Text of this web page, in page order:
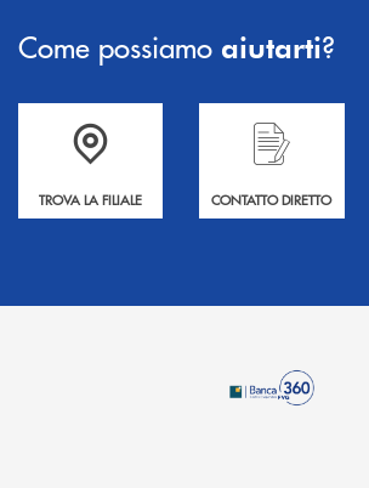
Come possiamo aiutarti?
Accedi all' elenco completo delle filiali .
TROVA LA FILIALE
Hai bisogno di
CONTATTO DIRETTO